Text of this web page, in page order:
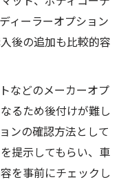
ィーラーオプション
後の追加も比較的容
などのメーカーオプ
るため後付けが難し
ンの確認方法として
提示してもらい、車
を事前にチェックし